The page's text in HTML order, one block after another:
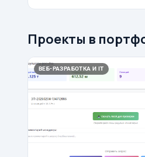
Проекты в
ВЕБ-РАЗРАБОТКА И IT